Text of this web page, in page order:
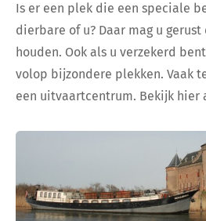
Is er een plek die een speciale
dierbare of u? Daar mag u
houden. Ook als u verzekerd
volop bijzondere plekken. Vaak
een uitvaartcentrum. Bekijk hier